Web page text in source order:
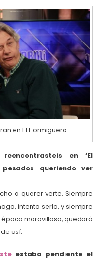
en El Hormiguero
en ‘El
pesados queriendo ver
a querer verte. Siempre
intento serlo, y siempre
maravillosa, quedará
así.
estaba pendiente el